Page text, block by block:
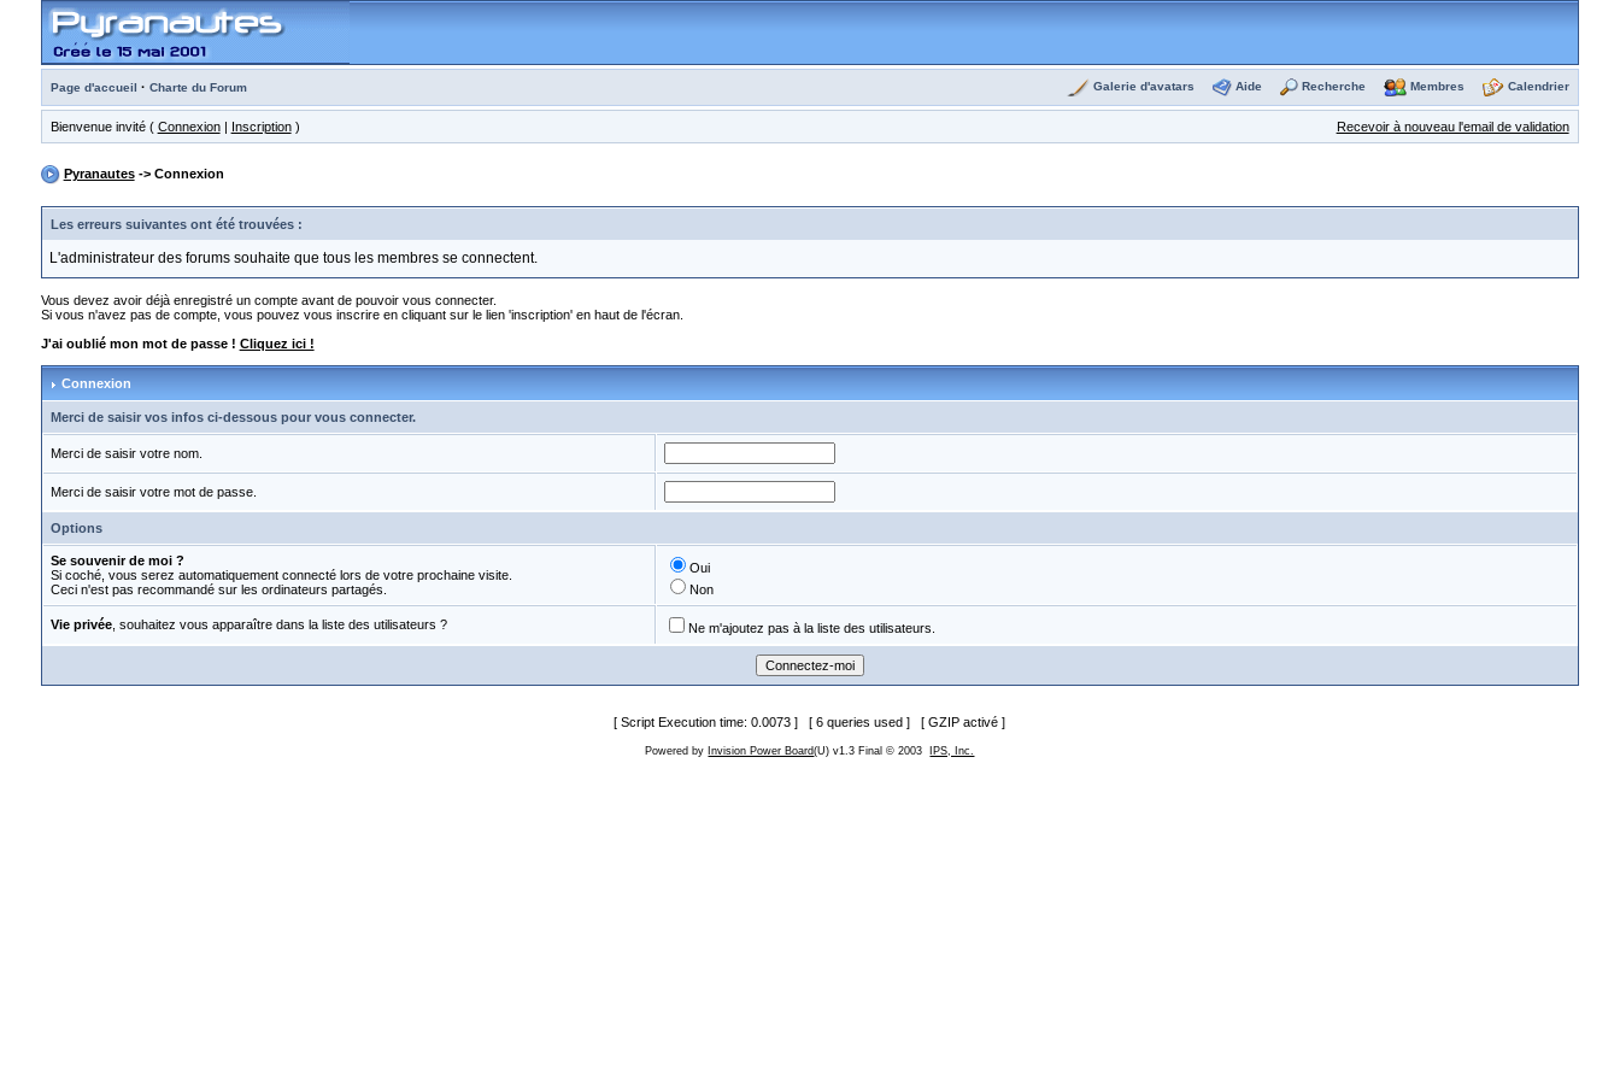
Page d'accueil · Charte du Forum Galerie d'avatars Aide Recherche Membres Calendrier
Bienvenue invité ( Connexion| Inscription) Recevoir à nouveau l'email de validation
Pyranautes-> Connexion
Les erreurs suivantes ont été trouvées :
L'administrateur des forums souhaite que tous les membres se connectent.
Vous devez avoir déjà enregistré un compte avant de pouvoir vous connecter.
Si vous n'avez pas de compte, vous pouvez vous inscrire en cliquant sur le lien 'inscription' en haut de l'écran.
J'ai oublié mon mot de passe ! Cliquez ici !
Connexion
Merci de saisir vos infos ci-dessous pour vous connecter.
Merci de saisir votre nom.
Merci de saisir votre mot de passe.
Options
Se souvenir de moi ?
Si coché, vous serez automatiquement connecté lors de votre prochaine visite.
Ceci n'est pas recommandé sur les ordinateurs partagés.
Oui
Non
Vie privée, souhaitez vous apparaître dans la liste des utilisateurs ? Ne m'ajoutez pas à la liste des utilisateurs.
[ Script Execution time: 0.0073 ] [ 6 queries used ] [ GZIP activé ]
Powered by Invision Power Board(U) v1.3 Final © 2003 IPS, Inc.